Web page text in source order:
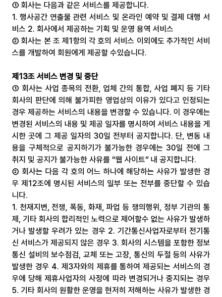
① 회사는 다음과 같은 서비스를 제공합니다.
1. 행사공간 연출물 관련 서비스 및 온라인 예약 및 결제 대행 서
비스 2. 회사에서 제공하는 기획 및 운영 용역 서비스
② 회사는 본 조 제1항의 각 호의 서비스 이외에도 추가적인 서비
스를 개발하여 회원에게 제공할 수있습니다.
제13조 서비스 변경 및 중단
① 회사는 사업 종목의 전환, 업체 간의 통합, 사업 폐지 등 기타
회사의 판단에 의해 불가피한 영업상의 이유가 있다고 인정되는
경우 제공하는 서비스의 내용을 변경할 수 있습니다. 이 경우에는
변경된 서비스의 내용 및 제공 일자를 명시하여 서비스 내용을 게
시한 곳에 그 제공 일자의 30일 전부터 공지합니다. 단, 변동 내
용을 구체적으로 공지하기가 불가능한 경우에는 30일 전에 그
취지 및 공지가 불가능한 사유를 “웹 사이트” 내 공지합니다.
② 회사는 다음 각 호의 어느 하나에 해당하는 사유가 발생한 경
우 제12조에 명시된 서비스의 일부 또는 전부를 중단할 수 있습
니다.
1. 천재지변, 전쟁, 폭동, 화재, 파업 등 쟁의행위, 정부 기관의 통
제, 기타 회사의 합리적인 노력으로 제어할수 없는 사유가 발생하
거나 발생할 우려가 있는 경우 2. 기간통신사업자로부터 전기통
신 서비스가 제공되지 않은 경우 3. 회사의 시스템을 포함한 정보
통신 설비의 보수점검, 교체 또는 고장, 통신의 두절 등의 사유가
발생한 경우 4. 제3자와의 제휴를 통하여 제공되는 서비스의 경
우에 당해 제휴사업자의 사정에 따라 변경되거나 중지되는 경우
5. 기타 회사의 원활한 운영을 현저히 저해하는 사유가 발생한 경